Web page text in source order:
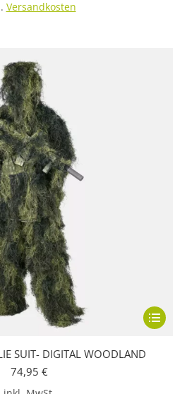
Versandkosten
Dieses
weist
SUIT- DIGITAL WOODLAND
74,95 €